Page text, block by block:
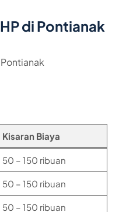
di Pontianak
Kisaran Biaya
50 – 150 ribuan
50 – 150 ribuan
50 – 150 ribuan